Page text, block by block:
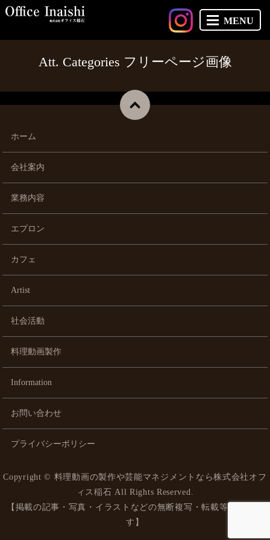
MENU
Att. Categories フリーページ画像
ホーム
会社案内
業務内容
エプロン
カフェ
Artist
社会活動
料理動画製作
Information
お問い合わせ
プライバシーポリシー
Copyright © 料理動画の製作や芸能マネジメントなら株式会社オフ
ィス稲石 All Rights Reserved.
【掲載の記事・写真・イラストなどの無断複写・転載等を禁じま
す】